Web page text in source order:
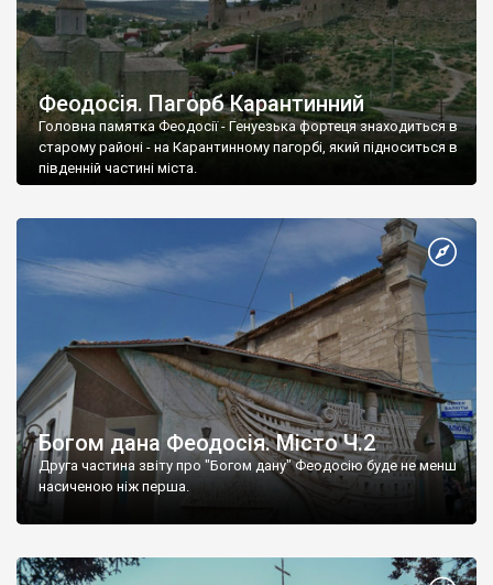
Феодосія. Пагорб Карантинний
Головна памятка Феодосії - Генуезька фортеця знаходиться в
старому районі - на Карантинному пагорбі, який підноситься в
південній частині міста.
Богом дана Феодосія. Місто Ч.2
Друга частина звіту про "Богом дану" Феодосію буде не менш
насиченою ніж перша.